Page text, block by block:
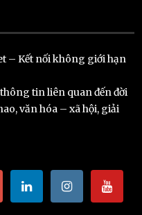
– Kết nối không giới hạn
tin liên quan đến đời
văn hóa – xã hội, giải